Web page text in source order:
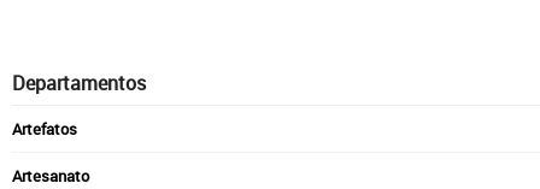
Departamentos
Artefatos
Artesanato